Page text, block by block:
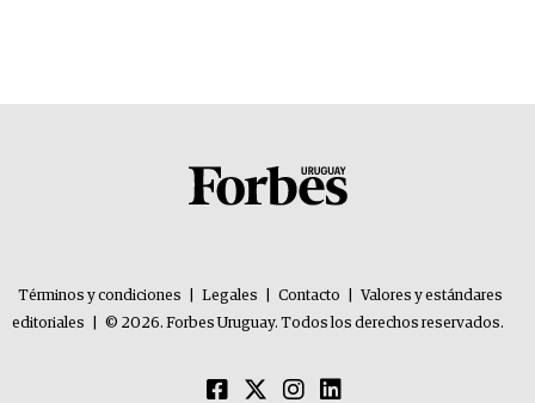
Términos y condiciones Legales Contacto
Valores y estándares
editoriales
© 2026. Forbes Uruguay. Todos los derechos reservados.